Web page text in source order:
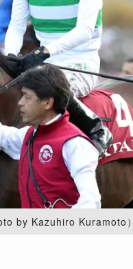
by Kazuhiro Kuramoto）